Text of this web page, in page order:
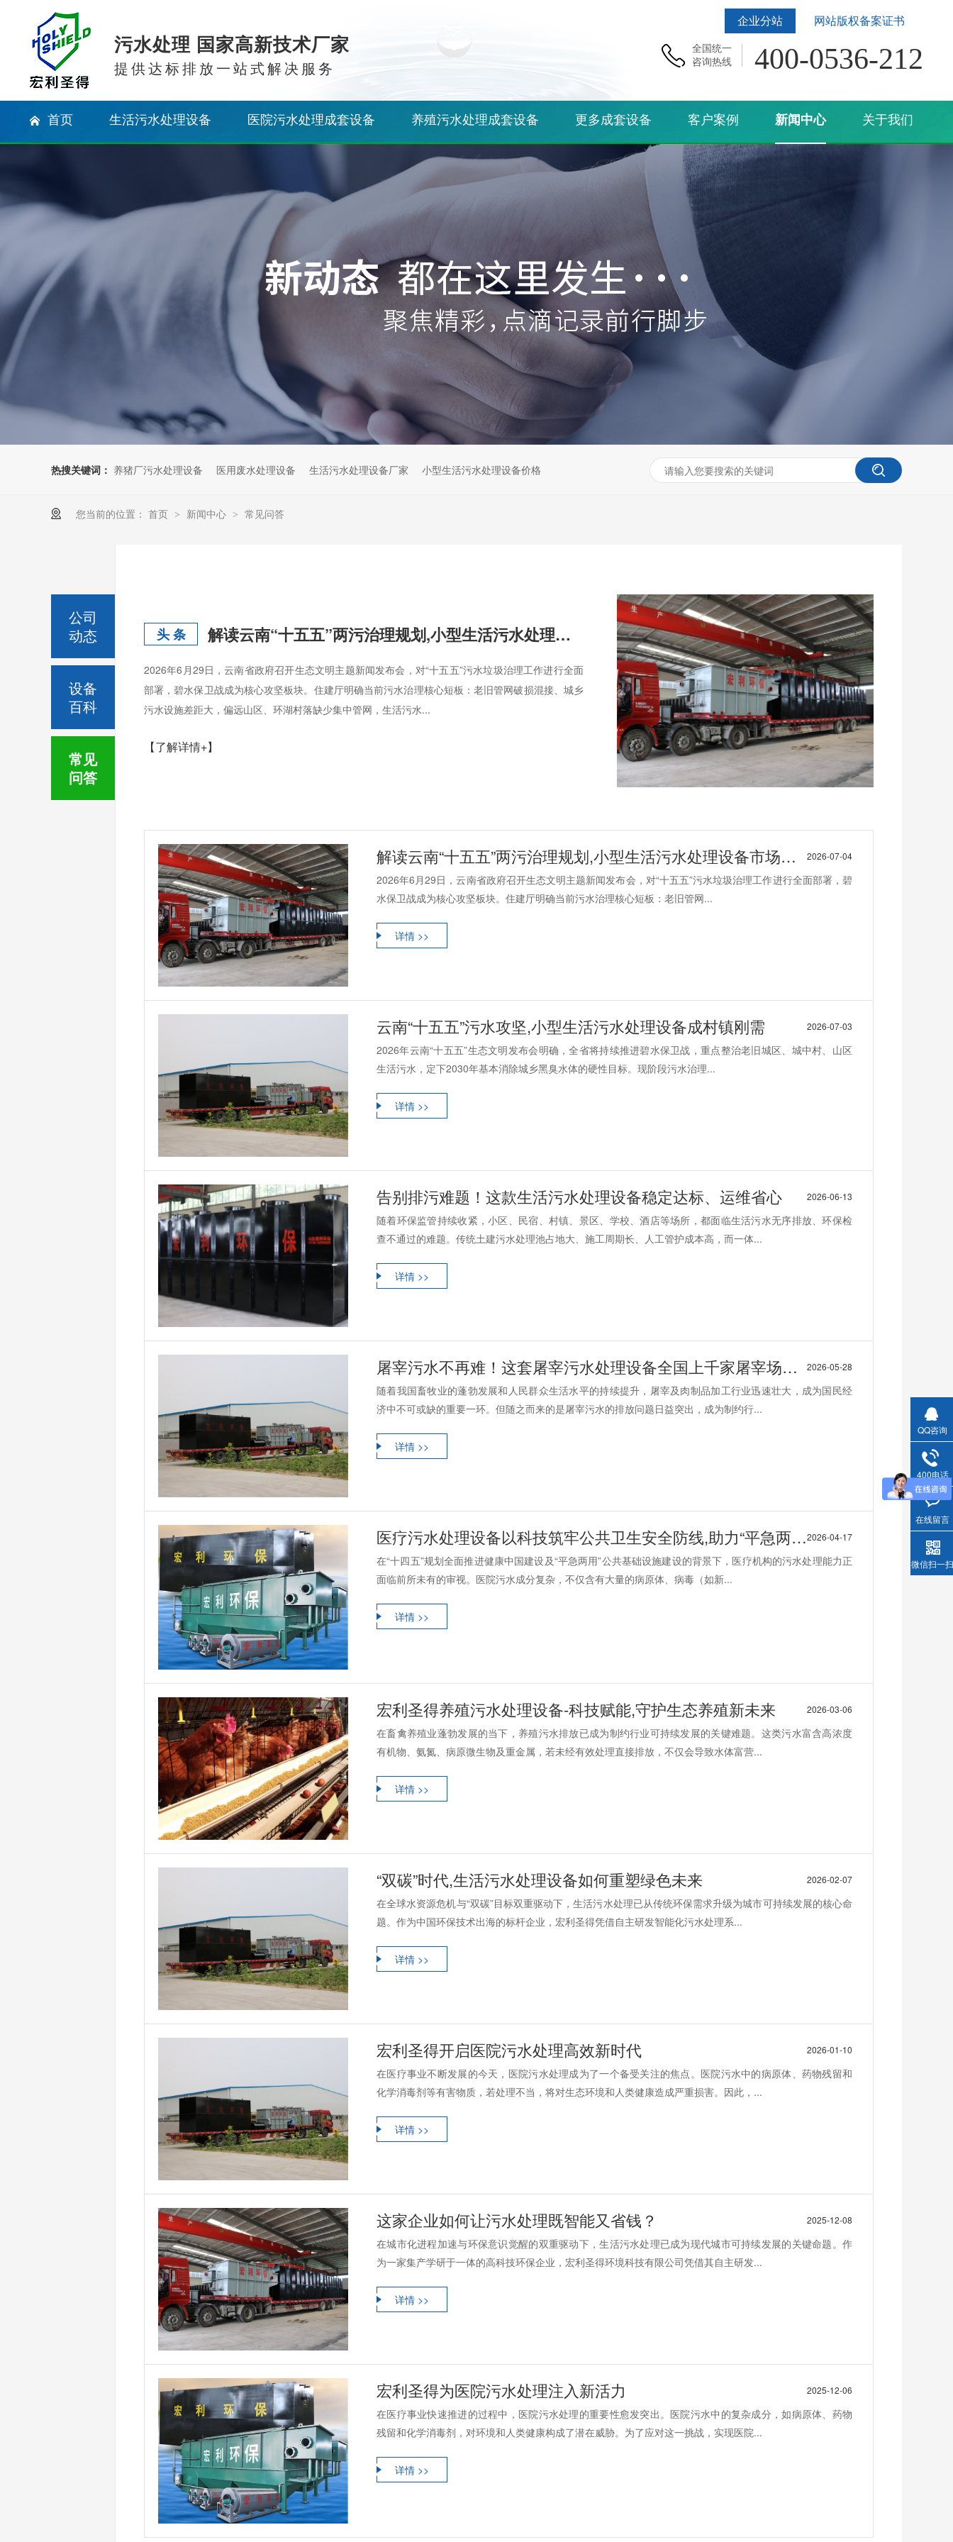
企业分站 网站版权备案证书
污水处理 国家高新技术厂家
提供达标排放一站式解决服务
全国统一
咨询热线
400-0536-212
首页 生活污水处理设备 医院污水处理成套设备 养殖污水处理成套设备 更多成套设备 客户案例 新闻中心 关于我们
热搜关键词： 养猪厂污水处理设备 医用废水处理设备 生活污水处理设备厂家 小型生活污水处理设备价格
您当前的位置： 首页 > 新闻中心 > 常见问答
头 条 解读云南“十五五”两污治理规划,小型生活污水处理设备市场机遇
2026年6月29日，云南省政府召开生态文明主题新闻发布会，对“十五五”污水垃圾治理工作进行全面
部署，碧水保卫战成为核心攻坚板块。住建厅明确当前污水治理核心短板：老旧管网破损混接、城乡
污水设施差距大，偏远山区、环湖村落缺少集中管网，生活污水...
【了解详情+】
2026-07-04
解读云南“十五五”两污治理规划,小型生活污水处理设备市场机遇
2026年6月29日，云南省政府召开生态文明主题新闻发布会，对“十五五”污水垃圾治理工作进行全面部署，碧
水保卫战成为核心攻坚板块。住建厅明确当前污水治理核心短板：老旧管网...
详情 >>
2026-07-03
云南“十五五”污水攻坚,小型生活污水处理设备成村镇刚需
2026年云南“十五五”生态文明发布会明确，全省将持续推进碧水保卫战，重点整治老旧城区、城中村、山区
生活污水，定下2030年基本消除城乡黑臭水体的硬性目标。现阶段污水治理...
详情 >>
2026-06-13
告别排污难题！这款生活污水处理设备稳定达标、运维省心
随着环保监管持续收紧，小区、民宿、村镇、景区、学校、酒店等场所，都面临生活污水无序排放、环保检
查不通过的难题。传统土建污水处理池占地大、施工周期长、人工管护成本高，而一体...
详情 >>
2026-05-28
屠宰污水不再难！这套屠宰污水处理设备全国上千家屠宰场都在用
随着我国畜牧业的蓬勃发展和人民群众生活水平的持续提升，屠宰及肉制品加工行业迅速壮大，成为国民经
济中不可或缺的重要一环。但随之而来的是屠宰污水的排放问题日益突出，成为制约行...
详情 >>
2026-04-17
医疗污水处理设备以科技筑牢公共卫生安全防线,助力“平急两用”医疗体系建设
在“十四五”规划全面推进健康中国建设及“平急两用”公共基础设施建设的背景下，医疗机构的污水处理能力正
面临前所未有的审视。医院污水成分复杂，不仅含有大量的病原体、病毒（如新...
详情 >>
2026-03-06
宏利圣得养殖污水处理设备-科技赋能,守护生态养殖新未来
在畜禽养殖业蓬勃发展的当下，养殖污水排放已成为制约行业可持续发展的关键难题。这类污水富含高浓度
有机物、氨氮、病原微生物及重金属，若未经有效处理直接排放，不仅会导致水体富营...
详情 >>
2026-02-07
“双碳”时代,生活污水处理设备如何重塑绿色未来
在全球水资源危机与“双碳”目标双重驱动下，生活污水处理已从传统环保需求升级为城市可持续发展的核心命
题。作为中国环保技术出海的标杆企业，宏利圣得凭借自主研发智能化污水处理系...
详情 >>
2026-01-10
宏利圣得开启医院污水处理高效新时代
在医疗事业不断发展的今天，医院污水处理成为了一个备受关注的焦点。医院污水中的病原体、药物残留和
化学消毒剂等有害物质，若处理不当，将对生态环境和人类健康造成严重损害。因此，...
详情 >>
2025-12-08
这家企业如何让污水处理既智能又省钱？
在城市化进程加速与环保意识觉醒的双重驱动下，生活污水处理已成为现代城市可持续发展的关键命题。作
为一家集产学研于一体的高科技环保企业，宏利圣得环境科技有限公司凭借其自主研发...
详情 >>
2025-12-06
宏利圣得为医院污水处理注入新活力
在医疗事业快速推进的过程中，医院污水处理的重要性愈发突出。医院污水中的复杂成分，如病原体、药物
残留和化学消毒剂，对环境和人类健康构成了潜在威胁。为了应对这一挑战，实现医院...
详情 >>
公司
动态
设备
百科
常见
问答
QQ咨询
400电话
在线留言
微信扫一扫